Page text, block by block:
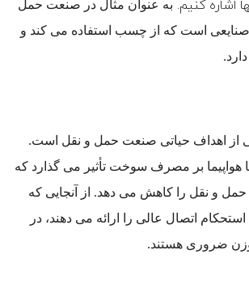
اشاره کنیم. به عنوان مثال در صنعت حمل
صنایعی است که از چسب استفاده می کند و
از اهداف حیاتی صنعت حمل و نقل است.
بر مصرف سوخت تأثیر می گذارد که
حمل و نقل را کاهش می دهد. از آنجایی که
اتصال عالی را ارائه می دهند، در
ضروری هستند.